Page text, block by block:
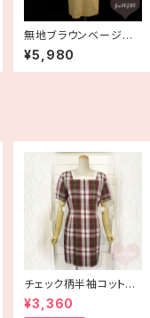
無地ブラウンベージュ
セーラー風 半袖コット
ンシャツワンピース 古
着
¥5,980
チェック柄半袖コットン
ワンピース 古着
¥3,360